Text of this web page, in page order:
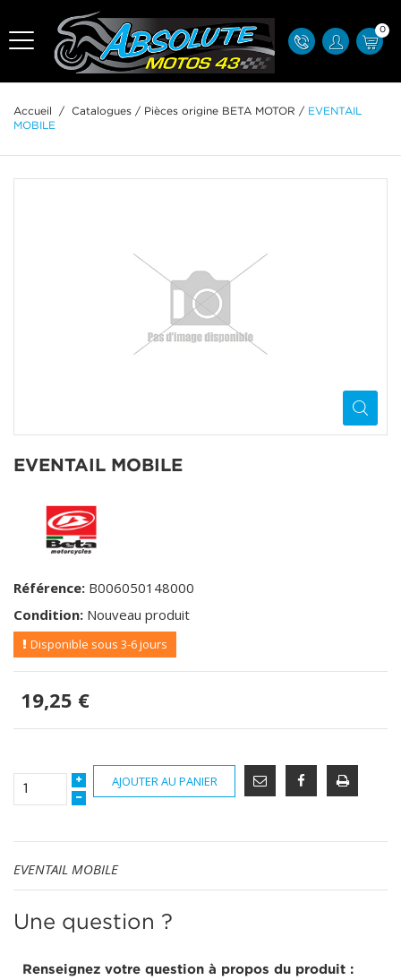
0
Accueil / Catalogues / Pièces origine BETA MOTOR /
EVENTAIL
MOBILE
EVENTAIL MOBILE
Référence: B006050148000
Condition: Nouveau produit
Disponible sous 3-6 jours
19,25 €
AJOUTER AU PANIER
EVENTAIL MOBILE
Une question ?
Renseignez votre question à propos du produit :